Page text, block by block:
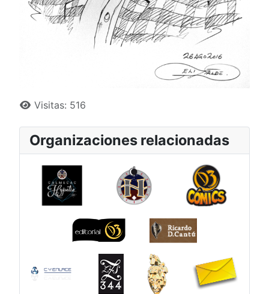
Detalles
Visitas: 516
Organizaciones relacionadas